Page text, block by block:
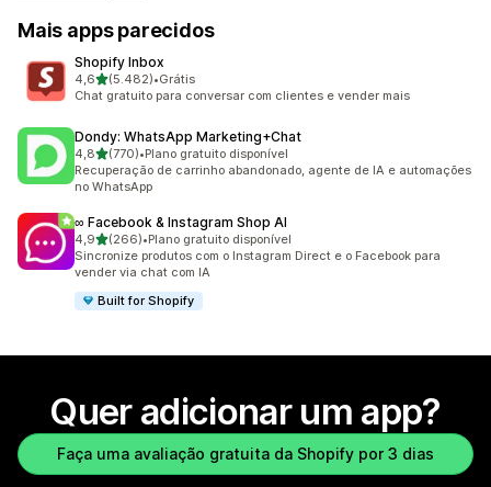
Mais apps parecidos
Shopify Inbox
4,6de 5 estrelas
(5.482)
5482 avaliações ao todo
•Grátis
Chat gratuito para conversar com clientes e vender mais
Dondy: WhatsApp Marketing+Chat
4,8de 5 estrelas
(770)
770 avaliações ao todo
•Plano gratuito disponível
Recuperação de carrinho abandonado, agente de IA e automações
no WhatsApp
∞ Facebook & Instagram Shop AI
4,9de 5 estrelas
(266)
266 avaliações ao todo
•Plano gratuito disponível
Sincronize produtos com o Instagram Direct e o Facebook para
vender via chat com IA
Built for Shopify
Quer adicionar um app?
Faça uma avaliação gratuita da Shopify por 3 dias